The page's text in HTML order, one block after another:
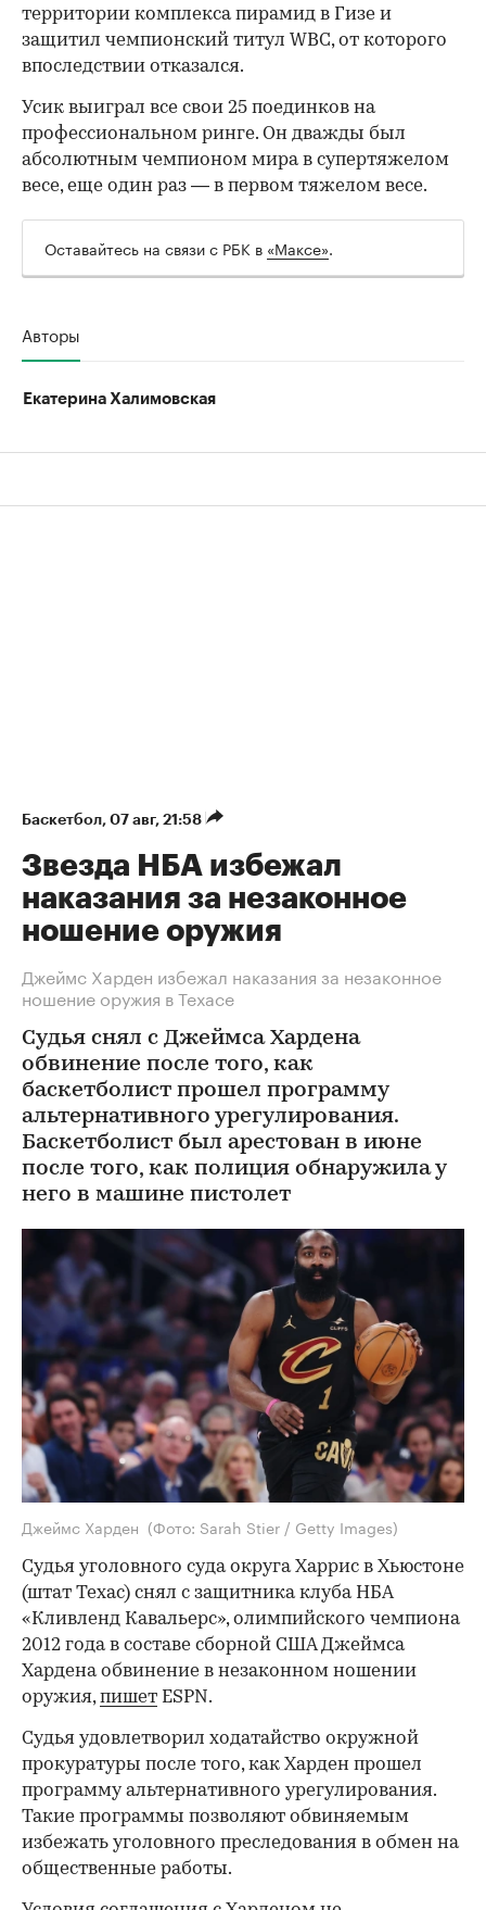
территории комплекса пирамид в Гизе и
защитил чемпионский титул WBC, от которого
впоследствии отказался.
Усик выиграл все свои 25 поединков на
профессиональном ринге. Он дважды был
абсолютным чемпионом мира в супертяжелом
весе, еще один раз — в первом тяжелом весе.
Оставайтесь на связи с РБК в «Максе».
Авторы
Екатерина Халимовская
Баскетбол⁠, 07 авг, 21:58
Звезда НБА избежал
наказания за незаконное
ношение оружия
Джеймс Харден избежал наказания за незаконное
ношение оружия в Техасе
Судья снял с Джеймса Хардена
обвинение после того, как
баскетболист прошел программу
альтернативного урегулирования.
Баскетболист был арестован в июне
после того, как полиция обнаружила у
него в машине пистолет
Джеймс Харден (Фото: Sarah Stier / Getty Images)
Судья уголовного суда округа Харрис в Хьюстоне
(штат Техас) снял с защитника клуба НБА
«Кливленд Кавальерс», олимпийского чемпиона
2012 года в составе сборной США Джеймса
Хардена обвинение в незаконном ношении
оружия,пишет ESPN.
Судья удовлетворил ходатайство окружной
прокуратуры после того, как Харден прошел
программу альтернативного урегулирования.
Такие программы позволяют обвиняемым
избежать уголовного преследования в обмен на
общественные работы.